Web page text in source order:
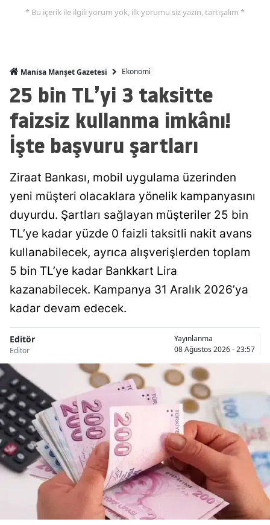
* Bu içerik ile ilgili yorum yok, ilk yorumu siz yazın, tartışalım *
Manisa Manşet Gazetesi Ekonomi
25 bin TL’yi 3 taksitte
faizsiz kullanma imkânı!
İşte başvuru şartları
Ziraat Bankası, mobil uygulama üzerinden
yeni müşteri olacaklara yönelik kampanyasını
duyurdu. Şartları sağlayan müşteriler 25 bin
TL’ye kadar yüzde 0 faizli taksitli nakit avans
kullanabilecek, ayrıca alışverişlerden toplam
5 bin TL’ye kadar Bankkart Lira
kazanabilecek. Kampanya 31 Aralık 2026’ya
kadar devam edecek.
Editör
Editör
Yayınlanma
08 Ağustos 2026 - 23:57